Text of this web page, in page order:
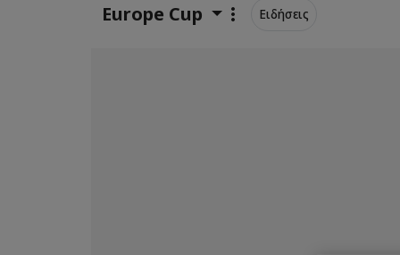
Europe Cup Ειδήσεις